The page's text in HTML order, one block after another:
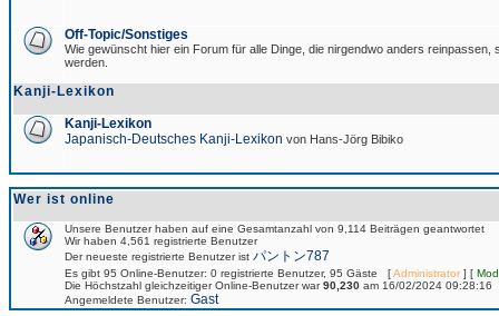
Off-Topic/Sonstiges
Wie gewünscht hier ein Forum für alle Dinge, die nirgendwo anders reinpassen,
werden.
Kanji-Lexikon
Kanji-Lexikon
Japanisch-Deutsches Kanji-Lexikon von Hans-Jörg Bibiko
Wer ist online
Unsere Benutzer haben auf eine Gesamtanzahl von 9,114 Beiträgen geantwortet
Wir haben 4,561 registrierte Benutzer
Der neueste registrierte Benutzer ist パントン787
Es gibt 95 Online-Benutzer: 0 registrierte Benutzer, 95 Gäste [Administrator] [
Die Höchstzahl gleichzeitiger Online-Benutzer war90,230 am 16/02/2024 09:28:16
Angemeldete Benutzer: Gast